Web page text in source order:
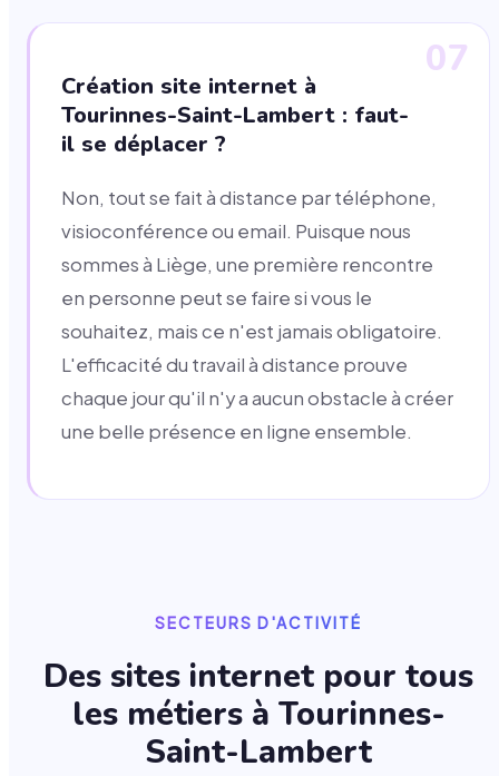
07
Création site internet à
Tourinnes-Saint-Lambert : faut-
il se déplacer ?
Non, tout se fait à distance par téléphone,
visioconférence ou email. Puisque nous
sommes à Liège, une première rencontre
en personne peut se faire si vous le
souhaitez, mais ce n'est jamais obligatoire.
L'efficacité du travail à distance prouve
chaque jour qu'il n'y a aucun obstacle à créer
une belle présence en ligne ensemble.
SECTEURS D'ACTIVITÉ
Des sites internet pour tous
les métiers à Tourinnes-
Saint-Lambert